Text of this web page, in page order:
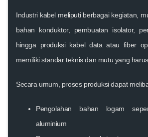
Industri kabel meliputi berbagai kegiatan,
bahan konduktor, pembuatan isolator,
hingga produksi kabel data atau fiber
memiliki standar teknis dan mutu yang
Secara umum, proses produksi dapat
Pengolahan bahan logam
aluminium